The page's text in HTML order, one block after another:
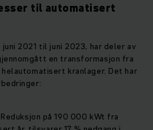
til automatisert
2021 til juni 2023, har deler av
en transformasjon fra
kranlager. Det har
Reduksjon på 190 000 kWt fra